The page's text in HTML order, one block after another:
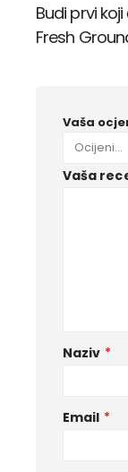
Budi prvi koji
Fresh
Vaša
Vaša
Naziv *
Email *